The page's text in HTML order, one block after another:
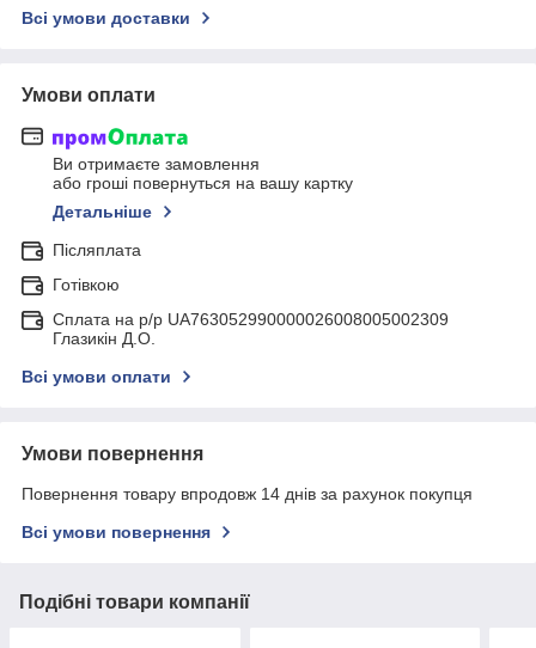
Всі умови доставки
Умови оплати
Ви отримаєте замовлення
або гроші повернуться на вашу картку
Детальніше
Післяплата
Готівкою
Сплата на р/р UA763052990000026008005002309
Глазикін Д.О.
Всі умови оплати
Умови повернення
Повернення товару впродовж 14 днів за рахунок покупця
Всі умови повернення
Подібні товари компанії